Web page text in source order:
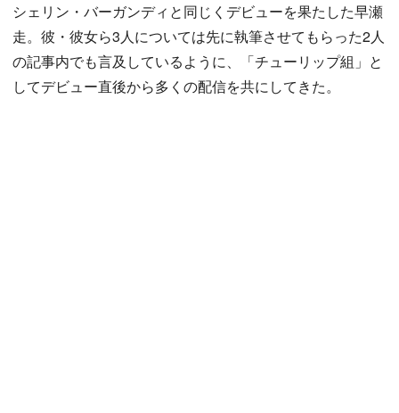
シェリン・バーガンディと同じくデビューを果たした早瀬
走。彼・彼女ら3人については先に執筆させてもらった2人
の記事内でも言及しているように、「チューリップ組」と
してデビュー直後から多くの配信を共にしてきた。